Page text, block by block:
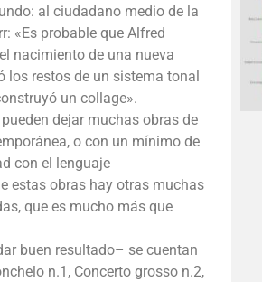
al ciudadano medio de la
«Es probable que Alfred
nacimiento de una nueva
restos de un sistema tonal
un collage».
dejar muchas obras de
o con un mínimo de
con el lenguaje
estas obras hay otras muchas
que es mucho más que
buen resultado– se cuentan
n.1, Concerto grosso n.2,